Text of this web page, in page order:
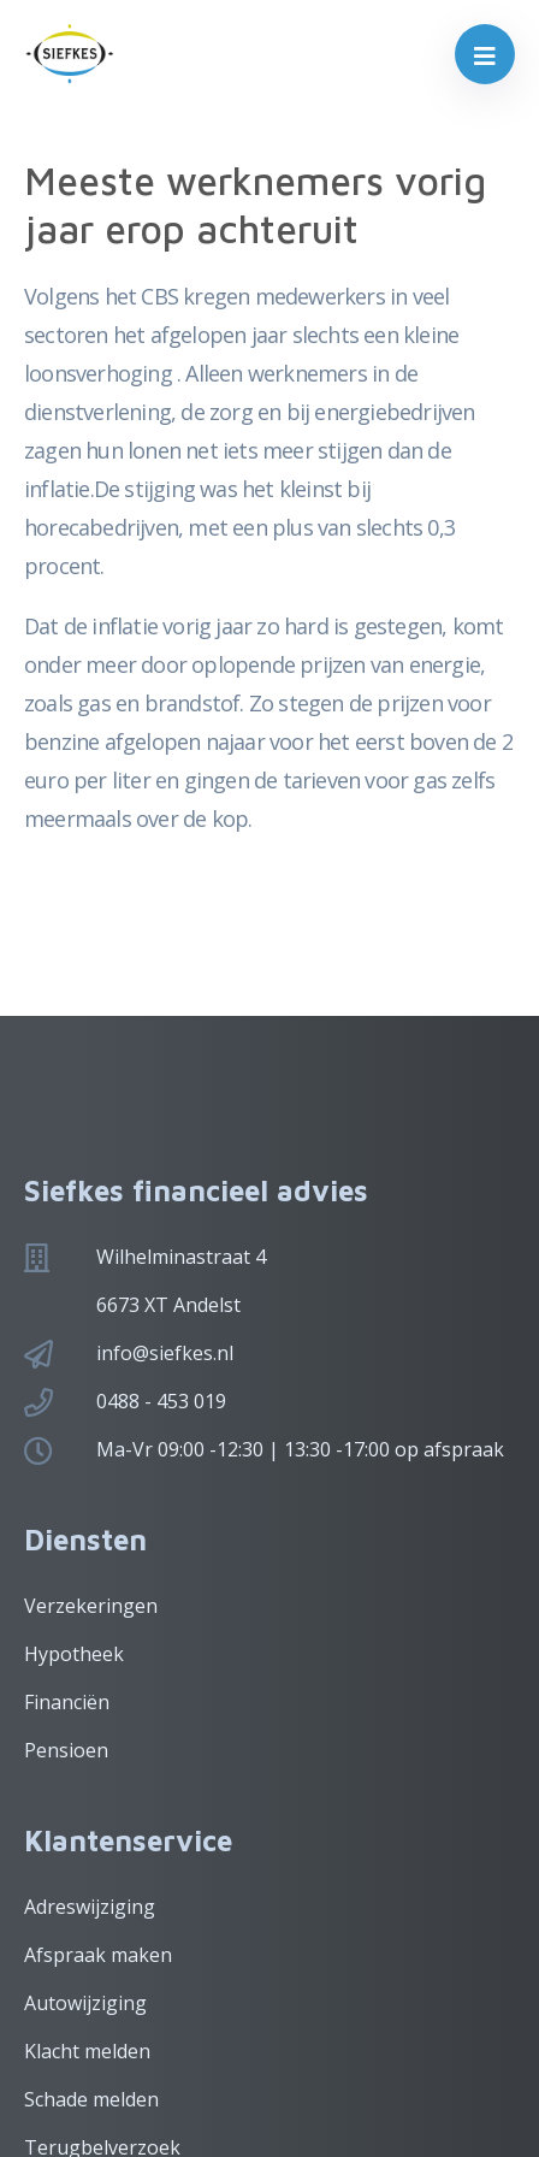
Meeste werknemers vorig
jaar erop achteruit
Volgens het CBS kregen medewerkers in veel
sectoren het afgelopen jaar slechts een kleine
loonsverhoging . Alleen werknemers in de
dienstverlening, de zorg en bij energiebedrijven
zagen hun lonen net iets meer stijgen dan de
inflatie.De stijging was het kleinst bij
horecabedrijven, met een plus van slechts 0,3
procent.
Dat de inflatie vorig jaar zo hard is gestegen, komt
onder meer door oplopende prijzen van energie,
zoals gas en brandstof. Zo stegen de prijzen voor
benzine afgelopen najaar voor het eerst boven de 2
euro per liter en gingen de tarieven voor gas zelfs
meermaals over de kop.
Siefkes financieel advies
Wilhelminastraat 4
6673 XT Andelst
info@siefkes.nl
0488 - 453 019
Ma-Vr 09:00 -12:30 | 13:30 -17:00 op afspraak
Diensten
Verzekeringen
Hypotheek
Financiën
Pensioen
Klantenservice
Adreswijziging
Afspraak maken
Autowijziging
Klacht melden
Schade melden
Terugbelverzoek